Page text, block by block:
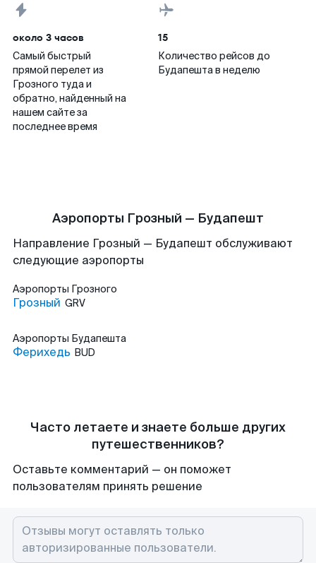
около 3 часов
Самый быстрый
прямой перелет из
Грозного туда и
обратно, найденный на
нашем сайте за
последнее время
15
Количество рейсов до
Будапешта в неделю
Аэропорты Грозный — Будапешт
Направление Грозный — Будапешт обслуживают
следующие аэропорты
Аэропорты Грозного
Грозный GRV
Аэропорты Будапешта
Ферихедь BUD
Часто летаете и знаете больше других
путешественников?
Оставьте комментарий — он поможет
пользователям принять решение